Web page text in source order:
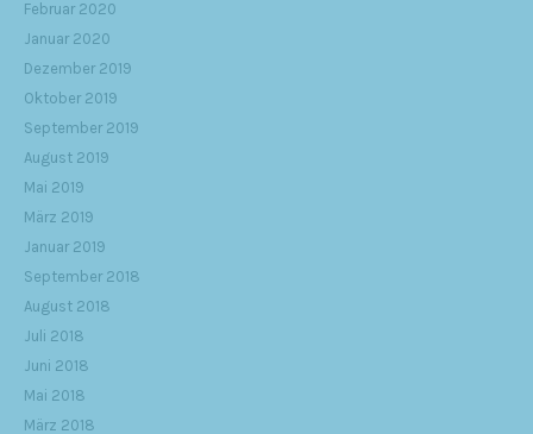
Februar 2020
Januar 2020
Dezember 2019
Oktober 2019
September 2019
August 2019
Mai 2019
März 2019
Januar 2019
September 2018
August 2018
Juli 2018
Juni 2018
Mai 2018
März 2018